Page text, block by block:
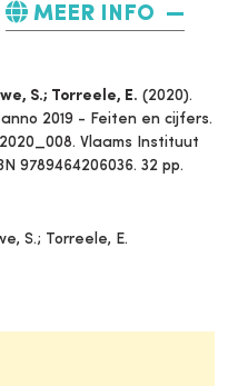
MEER INFO
S.; Torreele, E. (2020).
2019 - Feiten en cijfers.
Vlaams Instituut
9789464206036. 32 pp.
S.; Torreele, E.